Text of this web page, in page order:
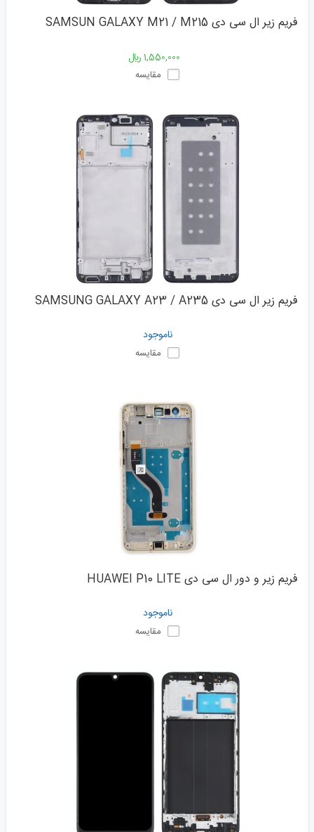
فریم زیر ال سی دی SAMSUN GALAXY M21 / M215
1,550,000 ﷼
مقایسه
فریم زیر ال سی دی SAMSUNG GALAXY A23 / A235
ناموجود
مقایسه
فریم زیر و دور ال سی دی HUAWEI P10 LITE
ناموجود
مقایسه